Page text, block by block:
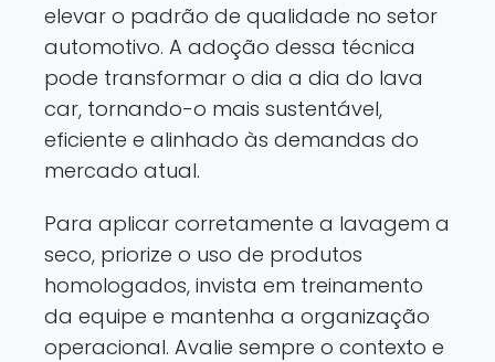
elevar o padrão de qualidade no setor
automotivo. A adoção dessa técnica
pode transformar o dia a dia do lava
car, tornando-o mais sustentável,
eficiente e alinhado às demandas do
mercado atual.
Para aplicar corretamente a lavagem a
seco, priorize o uso de produtos
homologados, invista em treinamento
da equipe e mantenha a organização
operacional. Avalie sempre o contexto e